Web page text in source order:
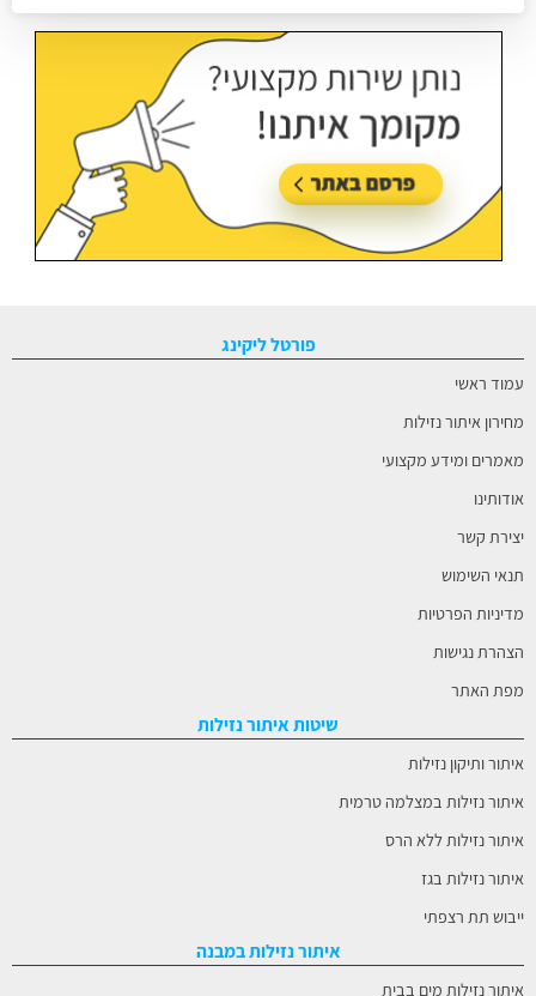
עודכן בתאריך:02/07/2026, בשעה 14:06
פורטל ליקינג
עמוד ראשי
מחירון איתור נזילות
מאמרים ומידע מקצועי
אודותינו
יצירת קשר
תנאי השימוש
מדיניות הפרטיות
הצהרת נגישות
מפת האתר
שיטות איתור נזילות
איתור ותיקון נזילות
איתור נזילות במצלמה טרמית
איתור נזילות ללא הרס
איתור נזילות בגז
ייבוש תת רצפתי
איתור נזילות במבנה
איתור נזילות מים בבית